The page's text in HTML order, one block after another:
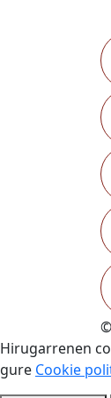
Hirugarrenen
gure Cookie